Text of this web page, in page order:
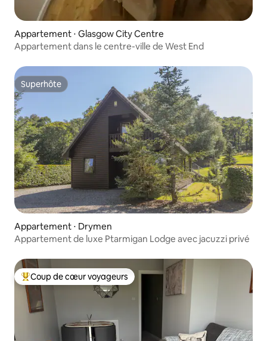
Appartement ⋅ Glasgow City Centre
Appartement dans le centre-ville de West End
Superhôte
Superhôte
Appartement ⋅ Drymen
Appartement de luxe Ptarmigan Lodge avec jacuzzi privé
Coups de cœur voyageurs les plus appréciés
Coup de cœur voyageurs